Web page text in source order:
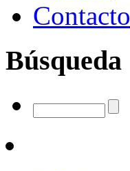
Contacto
Búsqueda